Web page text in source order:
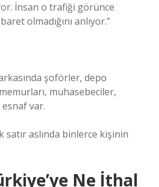
İnsan o trafiği görünce
olmadığını anlıyor.”
şoförler, depo
muhasebeciler,
var.
satır aslında binlerce kişinin
Ne İthal